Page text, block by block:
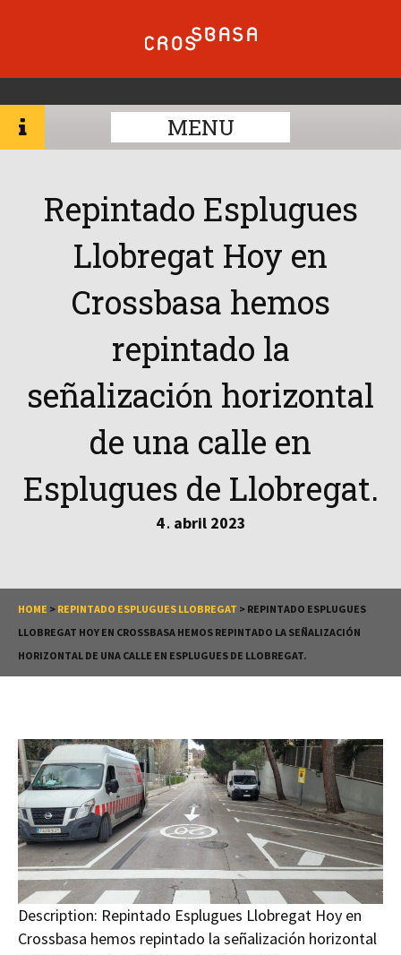
MENU
Repintado Esplugues
Llobregat Hoy en
Crossbasa hemos
repintado la
señalización horizontal
de una calle en
Esplugues de Llobregat.
4. abril 2023
HOME > REPINTADO ESPLUGUES LLOBREGAT > REPINTADO ESPLUGUES
LLOBREGAT HOY EN CROSSBASA HEMOS REPINTADO LA SEÑALIZACIÓN
HORIZONTAL DE UNA CALLE EN ESPLUGUES DE LLOBREGAT.
Description: Repintado Esplugues Llobregat Hoy en
Crossbasa hemos repintado la señalización horizontal